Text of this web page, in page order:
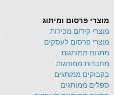
מוצרי פרסום ומיתוג
מוצרי קידום מכירות
מוצרי פרסום לעסקים
מתנות ממותגות
מחברות ממותגות
בקבוקים ממותגים
ספלים ממותגים